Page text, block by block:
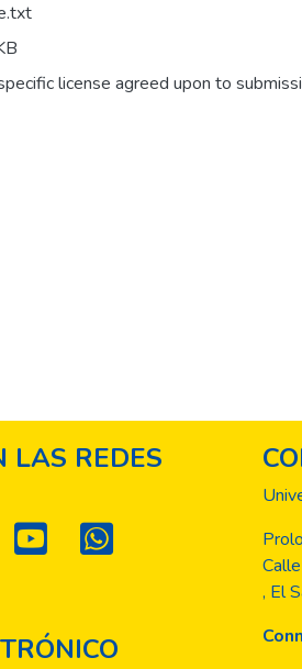
license agreed upon to
LAS REDES
, El